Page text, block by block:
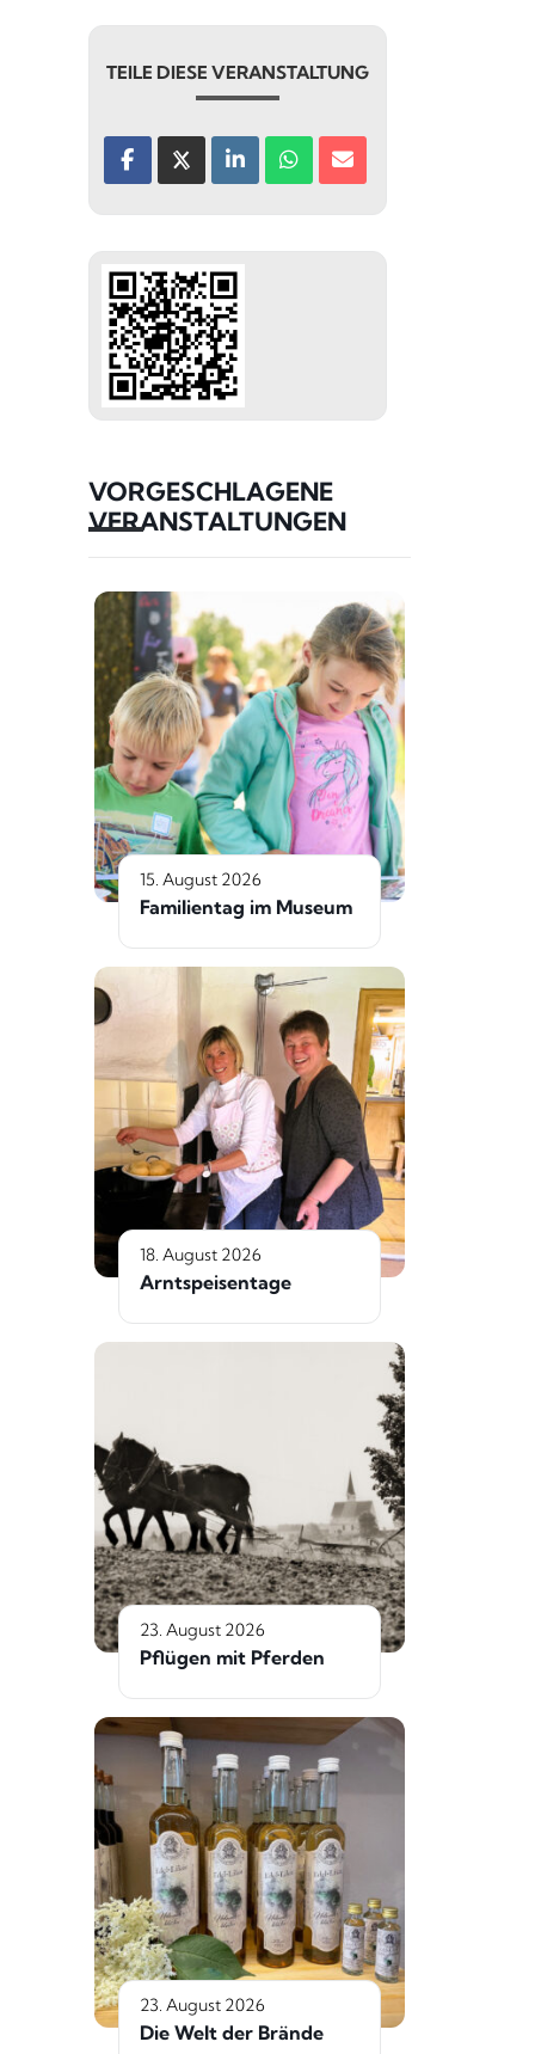
TEILE DIESE VERANSTALTUNG
VORGESCHLAGENE
VERANSTALTUNGEN
15. August 2026
Familientag im Museum
18. August 2026
Arntspeisentage
23. August 2026
Pflügen mit Pferden
23. August 2026
Die Welt der Brände